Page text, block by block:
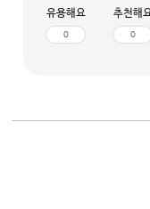
처음에 이제
결손증 치료
개인적으로
유용해요
0
추천해
0